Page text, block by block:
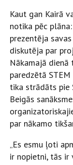
Kaut gan Kairā
notika pēc
prezentēja
diskutēja par
Nākamajā
paredzētā
tika strādāts pie
Beigās
par nākamo
„Es esmu ļoti
ir nopietni, tās ir